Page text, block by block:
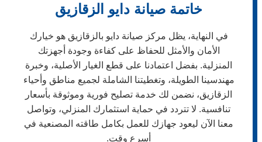
خاتمة صيانة دايو الزقازيق
في النهاية، يظل مركز صيانة دايو بالزقازيق هو خيارك
الأمان والأمثل للحفاظ على كفاءة وجودة أجهزتك
المنزلية. بفضل اعتمادنا على قطع الغيار الأصلية، وخبرة
مهندسينا الطويلة، وتغطيتنا الشاملة لجميع مناطق وأحياء
الزقازيق، نضمن لك خدمة تصليح فورية وموثوقة بأسعار
تنافسية. لا تتردد في حماية استثمارك المنزلي، وتواصل
معنا الآن ليعود جهازك للعمل بكامل طاقته المصنعية في
أسرع وقت.